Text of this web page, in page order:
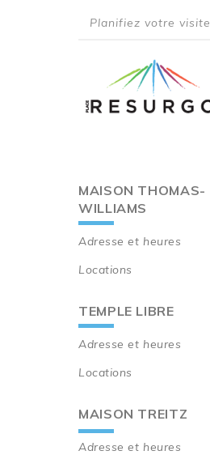
menu
Planifiez votre visite
Main
navigation
MAISON THOMAS-
WILLIAMS
Adresse et heures
Locations
TEMPLE LIBRE
Adresse et heures
Locations
MAISON TREITZ
Adresse et heures